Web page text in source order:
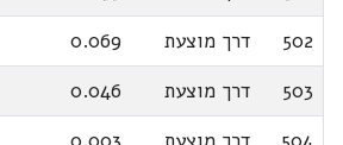
502
דרך מוצעת
0.069
503
דרך מוצעת
0.046